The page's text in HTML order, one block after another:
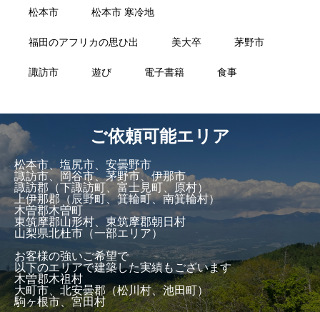
松本市 松本市 寒冷地
福田のアフリカの思ひ出 美大卒 茅野市
諏訪市 遊び 電子書籍 食事
ご依頼可能エリア
松本市、塩尻市、安曇野市
諏訪市、岡谷市、茅野市、伊那市
諏訪郡（下諏訪町、富士見町、原村）
上伊那郡（辰野町、箕輪町、南箕輪村）
木曽郡木曽町
東筑摩郡山形村、東筑摩郡朝日村
山梨県北杜市（一部エリア）
お客様の強いご希望で
以下のエリアで建築した実績もございます
木曽郡木祖村
大町市、北安曇郡（松川村、池田町）
駒ヶ根市、宮田村